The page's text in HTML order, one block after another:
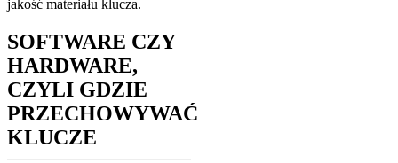
jakość materiału klucza.
SOFTWARE CZY
HARDWARE,
CZYLI GDZIE
PRZECHOWYWAĆ
KLUCZE